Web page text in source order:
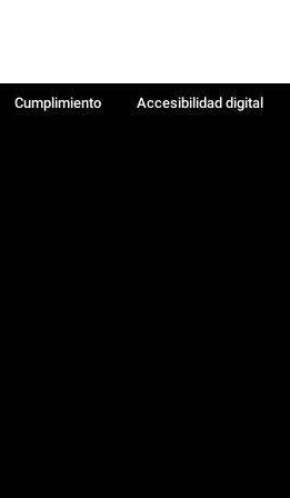
Cumplimiento
Accesibilidad digital